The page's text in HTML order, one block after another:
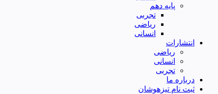
پایه دهم
تجربی
ریاضی
انسانی
انتشارات
ریاضی
انسانی
تجربی
درباره ما
ثبت نام تیزهوشان